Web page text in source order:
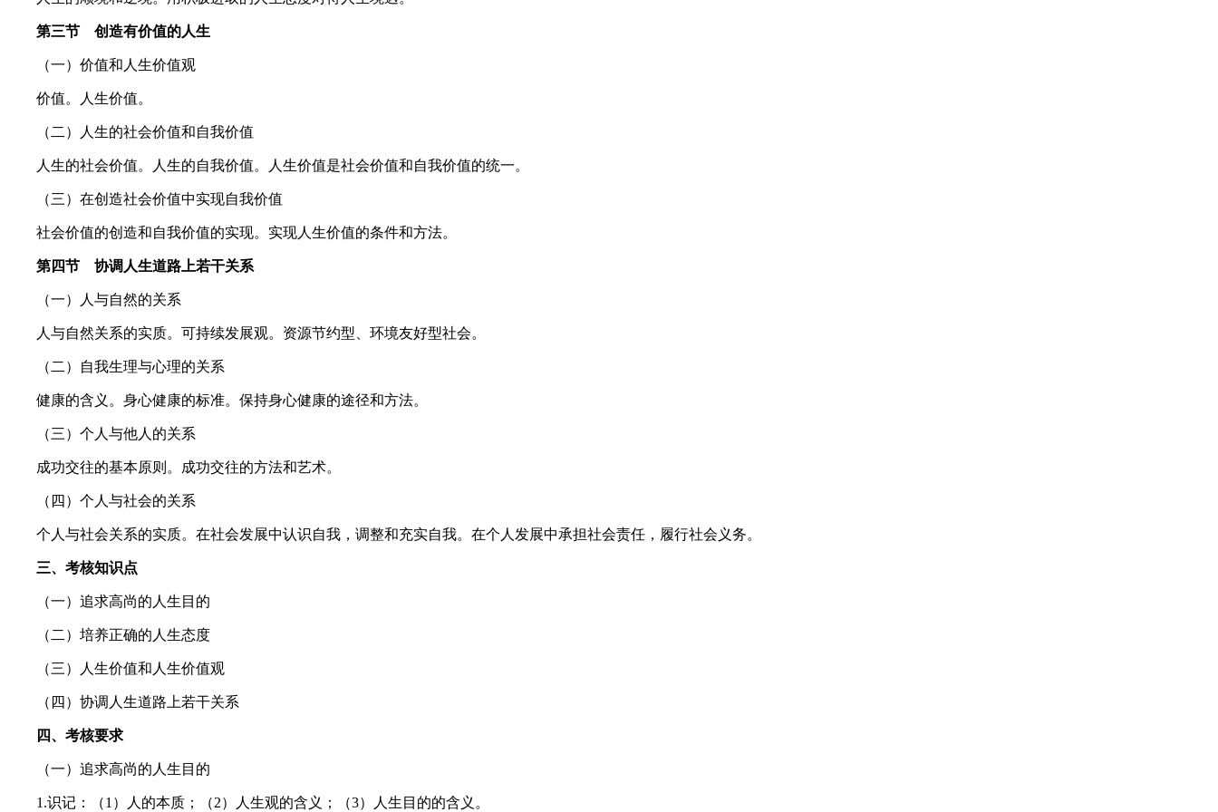
第三节 创造有价值的人生
（一）价值和人生价值观
价值。人生价值。
（二）人生的社会价值和自我价值
人生的社会价值。人生的自我价值。人生价值是社会价值和自我价值的统一。
（三）在创造社会价值中实现自我价值
社会价值的创造和自我价值的实现。实现人生价值的条件和方法。
第四节 协调人生道路上若干关系
（一）人与自然的关系
人与自然关系的实质。可持续发展观。资源节约型、环境友好型社会。
（二）自我生理与心理的关系
健康的含义。身心健康的标准。保持身心健康的途径和方法。
（三）个人与他人的关系
成功交往的基本原则。成功交往的方法和艺术。
（四）个人与社会的关系
个人与社会关系的实质。在社会发展中认识自我，调整和充实自我。在个人发展中承担社会责任，履行社会义务。
三、考核知识点
（一）追求高尚的人生目的
（二）培养正确的人生态度
（三）人生价值和人生价值观
（四）协调人生道路上若干关系
四、考核要求
（一）追求高尚的人生目的
1.识记：（1）人的本质；（2）人生观的含义；（3）人生目的的含义。